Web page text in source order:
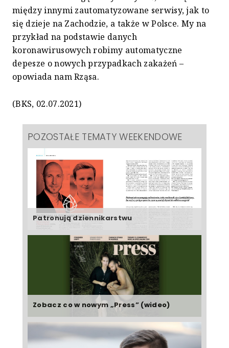
między innymi zautomatyzowane serwisy, jak to
się dzieje na Zachodzie, a także w Polsce. My na
przykład na podstawie danych
koronawirusowych robimy automatyczne
depesze o nowych przypadkach zakażeń –
opowiada nam Rząsa.
(BKS, 02.07.2021)
POZOSTAŁE TEMATY WEEKENDOWE
Patronują dziennikarstwu
Zobacz co w nowym „Press” (wideo)